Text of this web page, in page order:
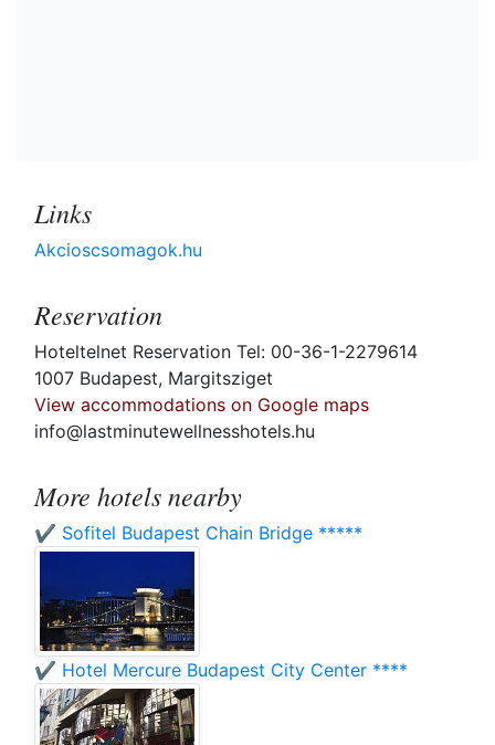
Links
Akcioscsomagok.hu
Reservation
Hoteltelnet Reservation Tel: 00-36-1-2279614
1007 Budapest, Margitsziget
View accommodations on Google maps
info@lastminutewellnesshotels.hu
More hotels nearby
✔️ Sofitel Budapest Chain Bridge *****
✔️ Hotel Mercure Budapest City Center ****